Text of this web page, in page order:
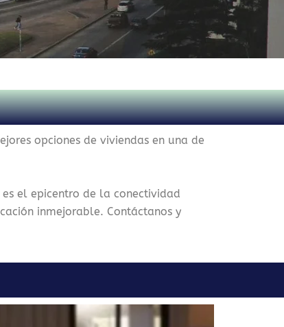
opciones de viviendas en una de
el epicentro de la conectividad
inmejorable. Contáctanos y